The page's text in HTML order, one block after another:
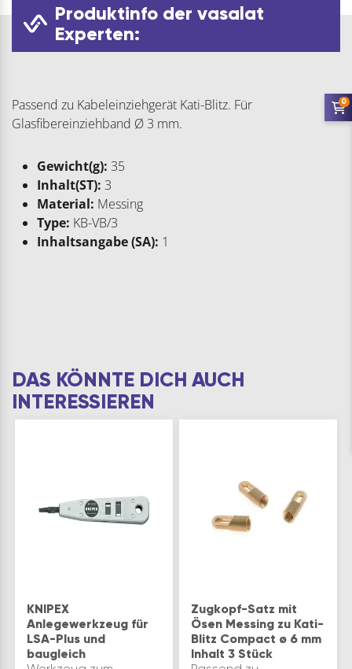
Produktinfo der vasalat
Experten:
Passend zu Kabeleinziehgerät Kati-Blitz. Für
Glasfibereinziehband Ø 3 mm.
Gewicht(g): 35
Inhalt(ST): 3
Material: Messing
Type: KB-VB/3
Inhaltsangabe (SA): 1
DAS KÖNNTE DICH AUCH
INTERESSIEREN
KNIPEX
Anlegewerkzeug für
LSA-Plus und
baugleich
Zugkopf-Satz mit
Ösen Messing zu Kati-
Blitz Compact ø 6 mm
Inhalt 3 Stück
0